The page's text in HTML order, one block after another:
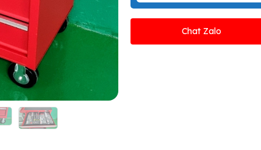
Chat Zalo